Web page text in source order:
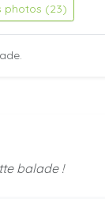
photos (23)
balade !